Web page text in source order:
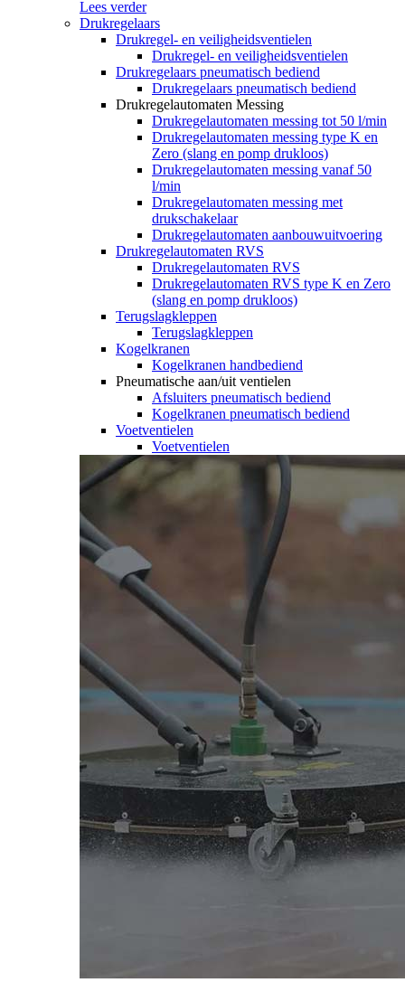
Lees verder
Drukregelaars
Drukregel- en veiligheidsventielen
Drukregel- en veiligheidsventielen
Drukregelaars pneumatisch bediend
Drukregelaars pneumatisch bediend
Drukregelautomaten Messing
Drukregelautomaten messing tot 50 l/min
Drukregelautomaten messing type K en
Zero (slang en pomp drukloos)
Drukregelautomaten messing vanaf 50
l/min
Drukregelautomaten messing met
drukschakelaar
Drukregelautomaten aanbouwuitvoering
Drukregelautomaten RVS
Drukregelautomaten RVS
Drukregelautomaten RVS type K en Zero
(slang en pomp drukloos)
Terugslagkleppen
Terugslagkleppen
Kogelkranen
Kogelkranen handbediend
Pneumatische aan/uit ventielen
Afsluiters pneumatisch bediend
Kogelkranen pneumatisch bediend
Voetventielen
Voetventielen